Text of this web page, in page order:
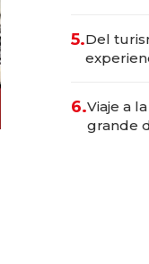
5.Del
6.Viaje a
grande